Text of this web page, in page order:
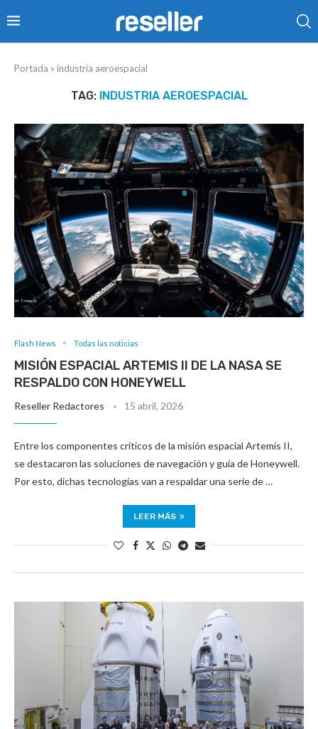
Portada » industria aeroespacial
TAG: INDUSTRIA AEROESPACIAL
Flash News Todas las noticias
MISIÓN ESPACIAL ARTEMIS II DE LA NASA SE
RESPALDO CON HONEYWELL
Reseller Redactores 15 abril, 2026
Entre los componentes críticos de la misión espacial Artemis II,
se destacaron las soluciones de navegación y guía de Honeywell.
Por esto, dichas tecnologías van a respaldar una serie de …
LEER MÁS